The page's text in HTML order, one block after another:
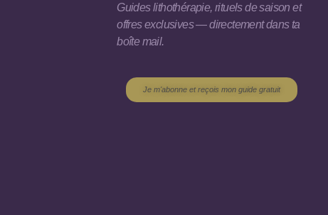
Guides lithothérapie, rituels de saison et
offres exclusives — directement dans ta
boîte mail.
Je m'abonne et reçois mon guide gratuit